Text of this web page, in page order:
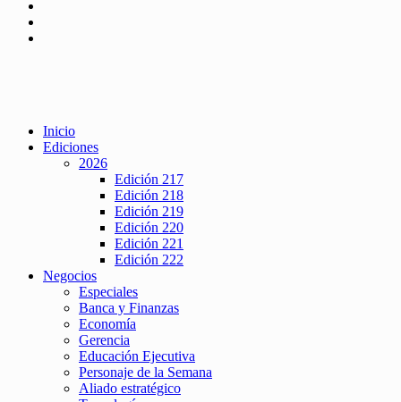
Inicio
Ediciones
2026
Edición 217
Edición 218
Edición 219
Edición 220
Edición 221
Edición 222
Negocios
Especiales
Banca y Finanzas
Economía
Gerencia
Educación Ejecutiva
Personaje de la Semana
Aliado estratégico